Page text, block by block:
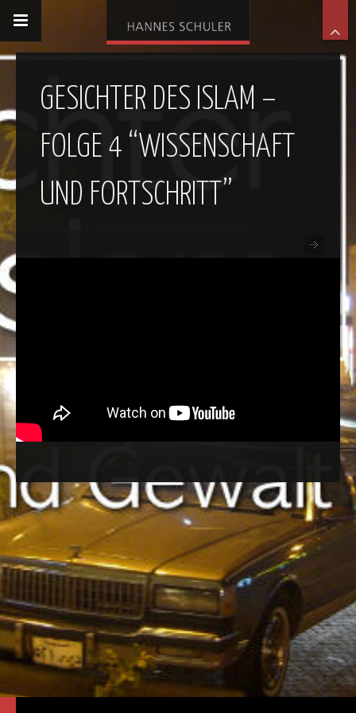
GESICHTER DES ISLAM –
FOLGE 4 “WISSENSCHAFT
UND FORTSCHRITT”